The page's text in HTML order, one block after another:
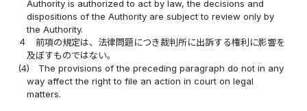
Authority is authorized to act by law, the decisions and
dispositions of the Authority are subject to review only by
the Authority.
４
前項の規定は、法律問題につき裁判所に出訴する権利に影響を
及ぼすものではない。
(4)
The provisions of the preceding paragraph do not in any
way affect the right to file an action in court on legal
matters.